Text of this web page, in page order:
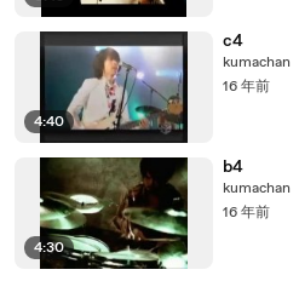
4:40
c4
kumachan
16 年前
4:30
b4
kumachan
16 年前